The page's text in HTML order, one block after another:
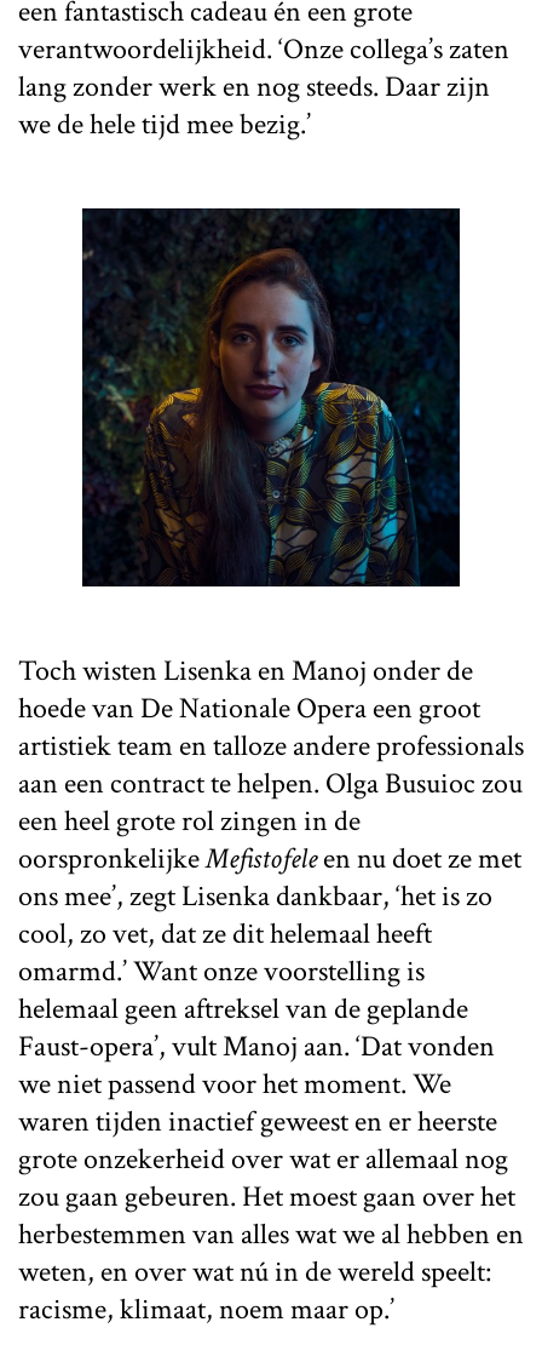
een fantastisch cadeau én een grote
verantwoordelijkheid. ‘Onze collega’s zaten
lang zonder werk en nog steeds. Daar zijn
we de hele tijd mee bezig.’
Toch wisten Lisenka en Manoj onder de
hoede van De Nationale Opera een groot
artistiek team en talloze andere professionals
aan een contract te helpen. Olga Busuioc zou
een heel grote rol zingen in de
oorspronkelijkeMefistofeleen nu doet ze met
ons mee’, zegt Lisenka dankbaar, ‘het is zo
cool, zo vet, dat ze dit helemaal heeft
omarmd.’ Want onze voorstelling is
helemaal geen aftreksel van de geplande
Faust-opera’, vult Manoj aan. ‘Dat vonden
we niet passend voor het moment. We
waren tijden inactief geweest en er heerste
grote onzekerheid over wat er allemaal nog
zou gaan gebeuren. Het moest gaan over het
herbestemmen van alles wat we al hebben en
weten, en over wat nú in de wereld speelt:
racisme, klimaat, noem maar op.’